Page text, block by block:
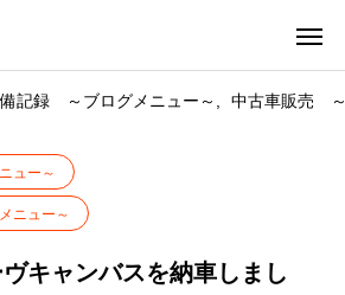
記録 ～ブログメニュー～ 中古車販売
ュー～
ニュー～
キャンバスを納車しまし